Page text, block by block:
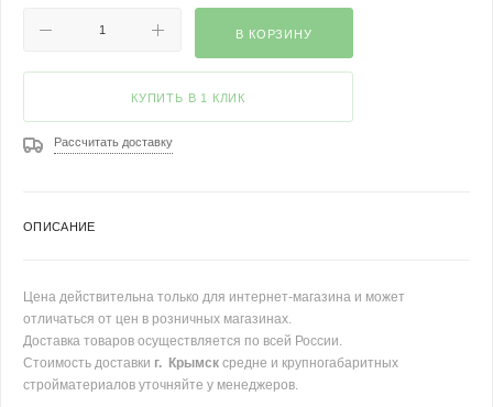
В КОРЗИНУ
КУПИТЬ В 1 КЛИК
Рассчитать доставку
ОПИСАНИЕ
Цена действительна только для интернет-магазина и может
отличаться от цен в розничных магазинах.
Доставка товаров осуществляется по всей России.
Стоимость доставки г. Крымск средне и крупногабаритных
стройматериалов уточняйте у менеджеров.